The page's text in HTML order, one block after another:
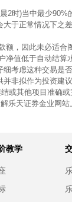
2时)当中最少
于正常情况下之
，因此未必适
值低于自动结
考虑这种交易
非拟作为投资
或其他项目准
乐天证券金业网站
教学